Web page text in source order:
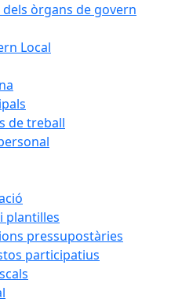
òrgans de govern
Local
de treball
plantilles
pressupostàries
participatius